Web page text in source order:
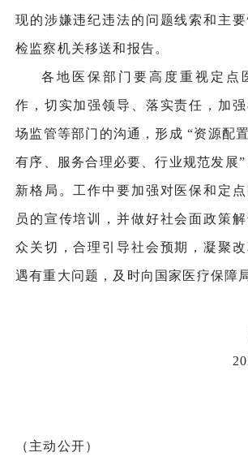
现的涉嫌违纪违法的问题线索和主
检监察机关移送和报告。
各地医保部门要高度重视定点
作，切实加强领导、落实责任，加
场监管等部门的沟通，形成 “资源配
有序、服务合理必要、行业规范发展
新格局。工作中要加强对医保和定
员的宣传培训，并做好社会面政策
众关切，合理引导社会预期，凝聚
遇有重大问题，及时向国家医疗保障
（主动公开）